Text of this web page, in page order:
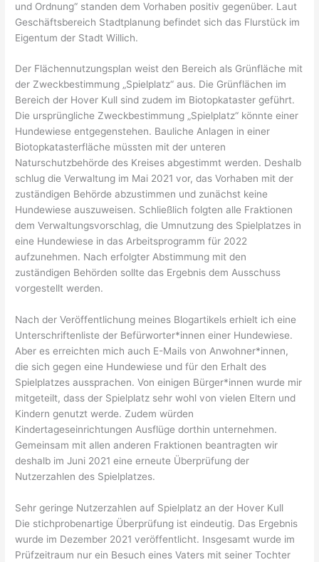
und Ordnung“ standen dem Vorhaben positiv gegenüber. Laut
Geschäftsbereich Stadtplanung befindet sich das Flurstück im
Eigentum der Stadt Willich.
Der Flächennutzungsplan weist den Bereich als Grünfläche mit
der Zweckbestimmung „Spielplatz“ aus. Die Grünflächen im
Bereich der Hover Kull sind zudem im Biotopkataster geführt.
Die ursprüngliche Zweckbestimmung „Spielplatz“ könnte einer
Hundewiese entgegenstehen. Bauliche Anlagen in einer
Biotopkatasterfläche müssten mit der unteren
Naturschutzbehörde des Kreises abgestimmt werden. Deshalb
schlug die Verwaltung im Mai 2021 vor, das Vorhaben mit der
zuständigen Behörde abzustimmen und zunächst keine
Hundewiese auszuweisen. Schließlich folgten alle Fraktionen
dem Verwaltungsvorschlag, die Umnutzung des Spielplatzes in
eine Hundewiese in das Arbeitsprogramm für 2022
aufzunehmen. Nach erfolgter Abstimmung mit den
zuständigen Behörden sollte das Ergebnis dem Ausschuss
vorgestellt werden.
Nach der Veröffentlichung meines Blogartikels erhielt ich eine
Unterschriftenliste der Befürworter*innen einer Hundewiese.
Aber es erreichten mich auch E-Mails von Anwohner*innen,
die sich gegen eine Hundewiese und für den Erhalt des
Spielplatzes aussprachen. Von einigen Bürger*innen wurde mir
mitgeteilt, dass der Spielplatz sehr wohl von vielen Eltern und
Kindern genutzt werde. Zudem würden
Kindertageseinrichtungen Ausflüge dorthin unternehmen.
Gemeinsam mit allen anderen Fraktionen beantragten wir
deshalb im Juni 2021 eine erneute Überprüfung der
Nutzerzahlen des Spielplatzes.
Sehr geringe Nutzerzahlen auf Spielplatz an der Hover Kull
Die stichprobenartige Überprüfung ist eindeutig. Das Ergebnis
wurde im Dezember 2021 veröffentlicht. Insgesamt wurde im
Prüfzeitraum nur ein Besuch eines Vaters mit seiner Tochter